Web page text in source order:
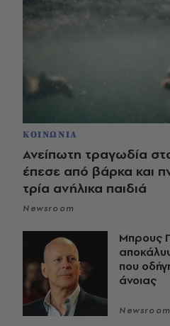
ΚΟΙΝΩΝΙΑ
Ανείπωτη τραγωδία
έπεσε από βάρκα και
τρία ανήλικα παιδιά
Newsroom
Μπρους
που
άνοιας
Newsroom